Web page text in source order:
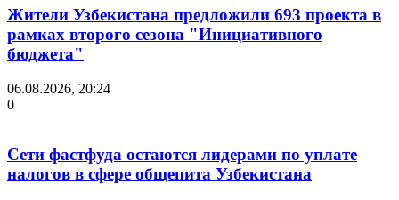
Жители Узбекистана предложили 693 проекта в
рамках второго сезона "Инициативного
бюджета"
06.08.2026, 20:24
0
Сети фастфуда остаются лидерами по уплате
налогов в сфере общепита Узбекистана